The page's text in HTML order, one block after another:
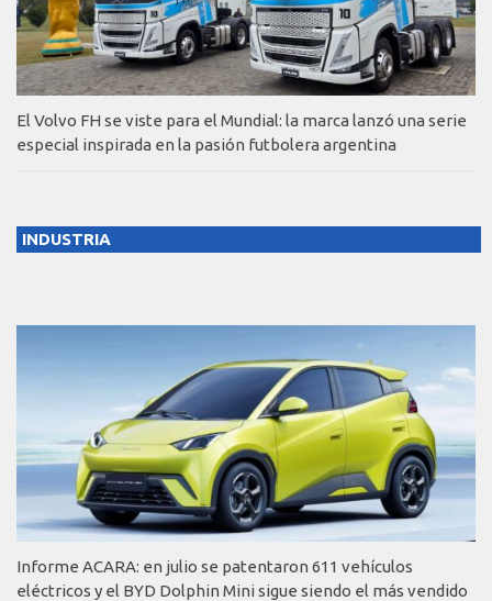
El Volvo FH se viste para el Mundial: la marca lanzó una serie
especial inspirada en la pasión futbolera argentina
INDUSTRIA
Informe ACARA: en julio se patentaron 611 vehículos
eléctricos y el BYD Dolphin Mini sigue siendo el más vendido